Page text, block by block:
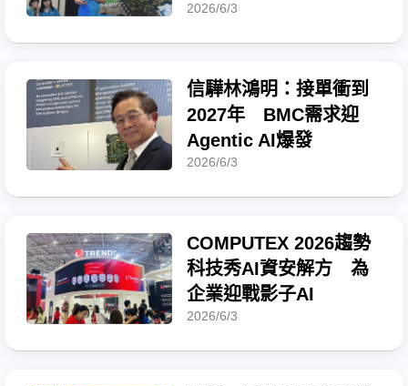
2026/6/3
信驊林鴻明：接單衝到
2027年 BMC需求迎
Agentic AI爆發
2026/6/3
COMPUTEX 2026趨勢
科技秀AI資安解方 為
企業迎戰影子AI
2026/6/3